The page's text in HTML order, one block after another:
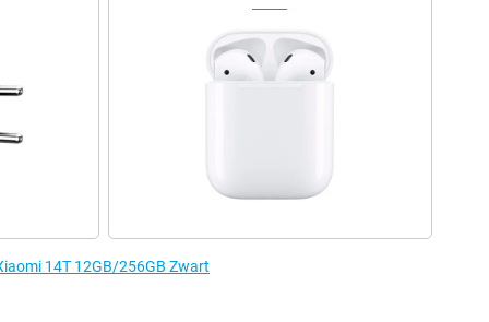
14T 12GB/256GB Zwart